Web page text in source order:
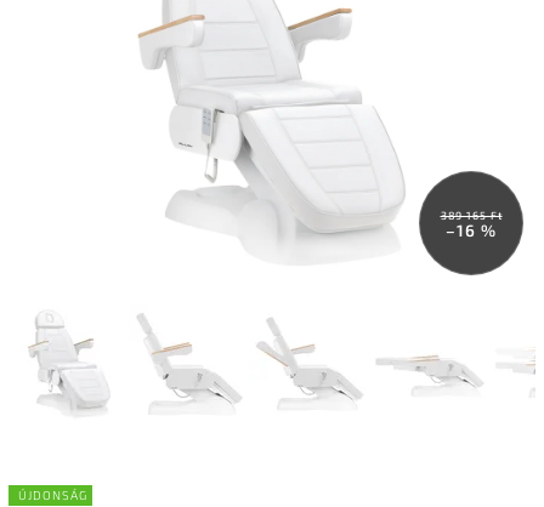
389 165 Ft
–16 %
ÚJDONSÁG